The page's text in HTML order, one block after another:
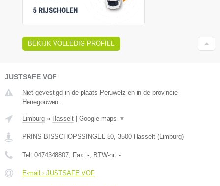
BEKIJK VOLLEDIG PROFIEL
JUSTSAFE VOF
Niet gevestigd in de plaats Peruwelz en in de provincie
Henegouwen.
Limburg » Hasselt Google maps ▼
PRINS BISSCHOPSSINGEL 50, 3500 Hasselt (Limburg)
Tel: 0474348807, Fax: -, BTW-nr: -
E-mail › JUSTSAFE VOF